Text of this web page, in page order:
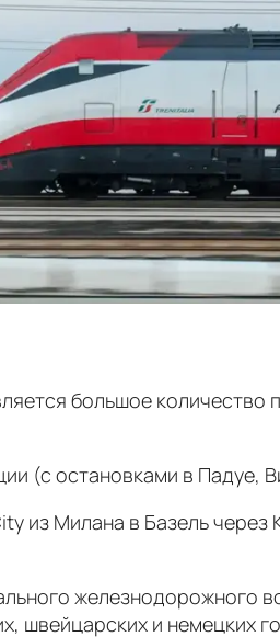
большое
(с остановками в Падуе,
из Милана в Базель
железнодорожного
швейцарских и немецких